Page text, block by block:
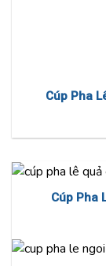
Cúp Pha
Cúp Pha